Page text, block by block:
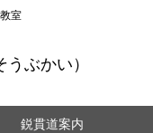
室
ぶかい）
鋭貫道案内